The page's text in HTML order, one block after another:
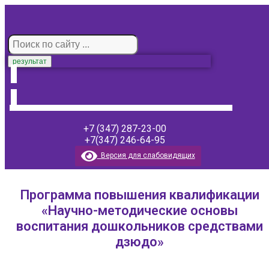
результат
+7 (347) 287-23-00
+7(347) 246-64-95
Версия для слабовидящих
Программа повышения квалификации
«Научно-методические основы
воспитания дошкольников средствами
дзюдо»